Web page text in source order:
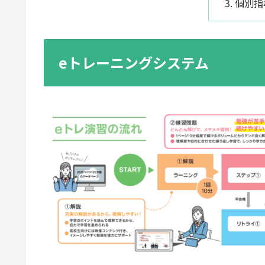
個別
eトレーニングシステム